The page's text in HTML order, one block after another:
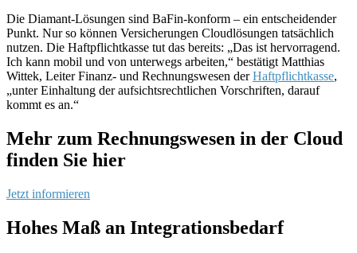
Die Diamant-Lösungen sind BaFin-konform – ein entscheidender
Punkt. Nur so können Versicherungen Cloudlösungen tatsächlich
nutzen. Die Haftpflichtkasse tut das bereits: „Das ist hervorragend.
Ich kann mobil und von unterwegs arbeiten,“ bestätigt Matthias
Wittek, Leiter Finanz- und Rechnungswesen derHaftpflichtkasse,
„unter Einhaltung der aufsichtsrechtlichen Vorschriften, darauf
kommt es an.“
Mehr zum Rechnungswesen in der Cloud
finden Sie hier
Jetzt informieren
Hohes Maß an Integrationsbedarfh